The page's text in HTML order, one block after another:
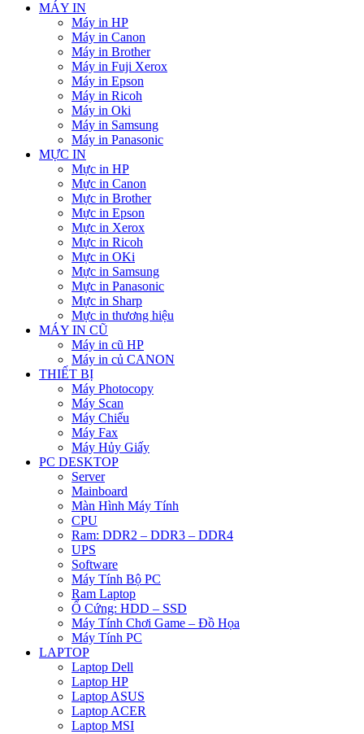
MÁY IN
Máy in HP
Máy in Canon
Máy in Brother
Máy in Fuji Xerox
Máy in Epson
Máy in Ricoh
Máy in Oki
Máy in Samsung
Máy in Panasonic
MỰC IN
Mực in HP
Mực in Canon
Mực in Brother
Mực in Epson
Mực in Xerox
Mực in Ricoh
Mực in OKi
Mực in Samsung
Mực in Panasonic
Mực in Sharp
Mực in thương hiệu
MÁY IN CŨ
Máy in cũ HP
Máy in củ CANON
THIẾT BỊ
Máy Photocopy
Máy Scan
Máy Chiếu
Máy Fax
Máy Hủy Giấy
PC DESKTOP
Server
Mainboard
Màn Hình Máy Tính
CPU
Ram: DDR2 – DDR3 – DDR4
UPS
Software
Máy Tính Bộ PC
Ram Laptop
Ổ Cứng: HDD – SSD
Máy Tính Chơi Game – Đồ Họa
Máy Tính PC
LAPTOP
Laptop Dell
Laptop HP
Laptop ASUS
Laptop ACER
Laptop MSI